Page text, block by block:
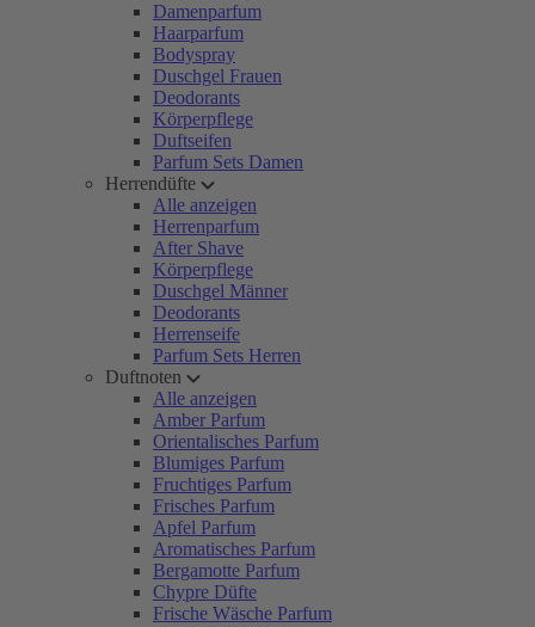
Damenparfum
Haarparfum
Bodyspray
Duschgel Frauen
Deodorants
Körperpflege
Duftseifen
Parfum Sets Damen
Herrendüfte
Alle anzeigen
Herrenparfum
After Shave
Körperpflege
Duschgel Männer
Deodorants
Herrenseife
Parfum Sets Herren
Duftnoten
Alle anzeigen
Amber Parfum
Orientalisches Parfum
Blumiges Parfum
Fruchtiges Parfum
Frisches Parfum
Apfel Parfum
Aromatisches Parfum
Bergamotte Parfum
Chypre Düfte
Frische Wäsche Parfum